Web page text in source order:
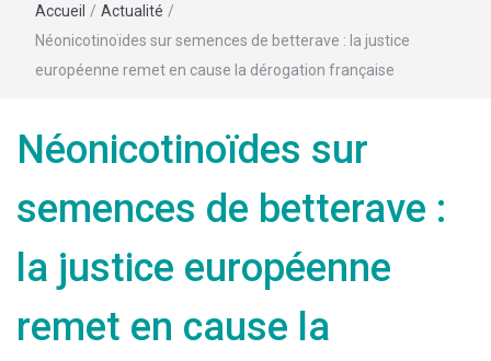
Accueil / Actualité /
Néonicotinoïdes sur semences de betterave : la justice
européenne remet en cause la dérogation française
Néonicotinoïdes sur
semences de betterave :
la justice européenne
remet en cause la